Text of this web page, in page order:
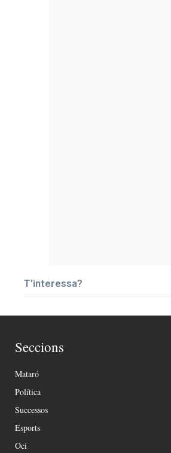
T’interessa?
Seccions
Mataró
Política
Successos
Esports
Oci